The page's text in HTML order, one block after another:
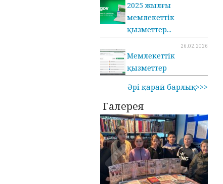
2025 жылғы
мемлекеттік
қызметтер...
26.02.2026
Мемлекеттік
қызметтер
Әрі қарай барлық>>>
Галерея